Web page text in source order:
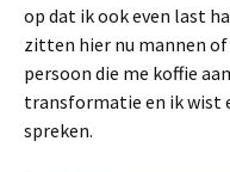
op dat ik ook even last
zitten hier nu mannen of
persoon die me koffie
transformatie en ik wist
spreken.